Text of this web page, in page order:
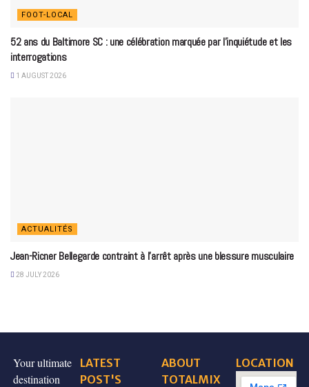
FOOT-LOCAL
52 ans du Baltimore SC : une célébration marquée par l’inquiétude et les
interrogations
1 AUGUST 2026
ACTUALITÉS
Jean-Ricner Bellegarde contraint à l’arrêt après une blessure musculaire
28 JULY 2026
Your ultimate
destination
LATEST
POST'S
ABOUT
TOTALMIX
LOCATION